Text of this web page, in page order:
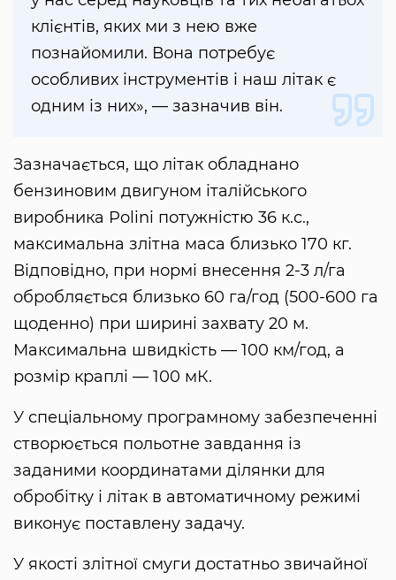
клієнтів, яких ми з нею вже
познайомили. Вона потребує
особливих інструментів і наш літак є
одним із них», — зазначив він.
Зазначається, що літак обладнано
бензиновим двигуном італійського
виробника Polini потужністю 36 к.с.,
максимальна злітна маса близько 170 кг.
Відповідно, при нормі внесення 2-3 л/га
обробляється близько 60 га/год (500-600 га
щоденно) при ширині захвату 20 м.
Максимальна швидкість — 100 км/год, а
розмір краплі — 100 мК.
У спеціальному програмному забезпеченні
створюється польотне завдання із
заданими координатами ділянки для
обробітку і літак в автоматичному режимі
виконує поставлену задачу.
У якості злітної смуги достатньо звичайної